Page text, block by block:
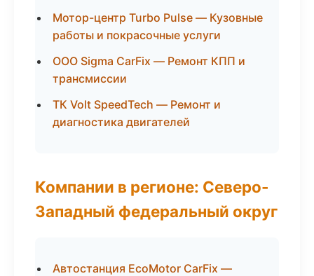
Мотор-центр Turbo Pulse — Кузовные
работы и покрасочные услуги
ООО Sigma CarFix — Ремонт КПП и
трансмиссии
ТК Volt SpeedTech — Ремонт и
диагностика двигателей
Компании в регионе: Северо-
Западный федеральный округ
Автостанция EcoMotor CarFix —